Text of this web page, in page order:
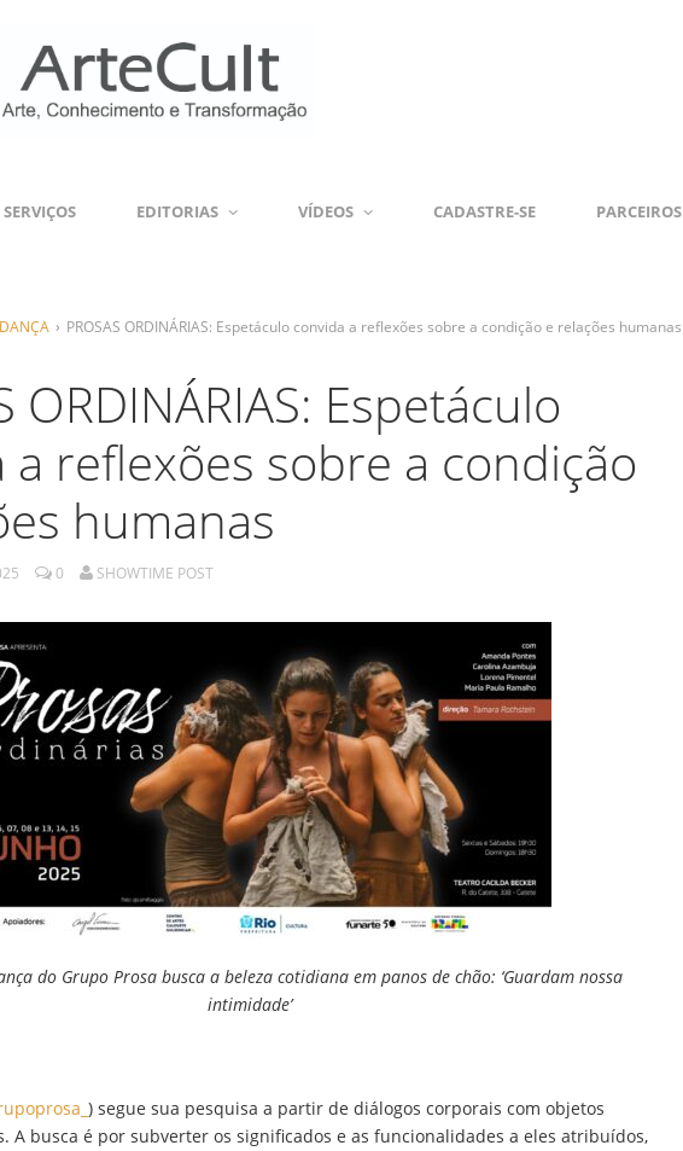
SERVIÇOS EDITORIAS VÍDEOS CADASTRE-SE PARCEIROS
DANÇA › PROSAS ORDINÁRIAS: Espetáculo convida a reflexões sobre a condição e relações humanas
ORDINÁRIAS: Espetáculo
a reflexões sobre a condição
humanas
0 SHOWTIME POST
do Grupo Prosa busca a beleza cotidiana em panos de chão: ‘Guardam nossa
intimidade’
) segue sua pesquisa a partir de diálogos corporais com objetos
A busca é por subverter os significados e as funcionalidades a eles atribuídos,